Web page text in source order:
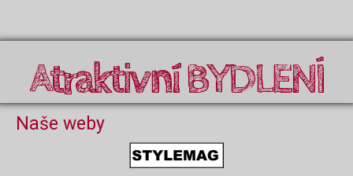
Atraktivní BYDLENÍ
Naše weby